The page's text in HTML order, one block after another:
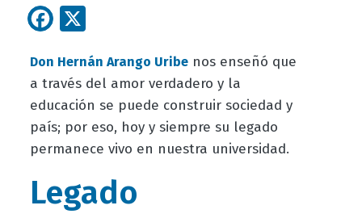
Facebook
Don Hernán Arango Uribenos enseñó que
a través del amor verdadero y la
educación se puede construir sociedad y
país; por eso, hoy y siempre su legado
permanece vivo en nuestra universidad.
Legado